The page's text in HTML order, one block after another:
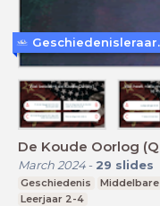
De Koude Oorlog
March 2024- 29 slides
Geschiedenis
Leerjaar 2-4